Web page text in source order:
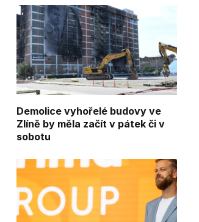
Demolice vyhořelé budovy ve
Zlíně by měla začít v pátek či v
sobotu